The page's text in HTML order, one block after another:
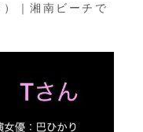
｜湘南ビーチで